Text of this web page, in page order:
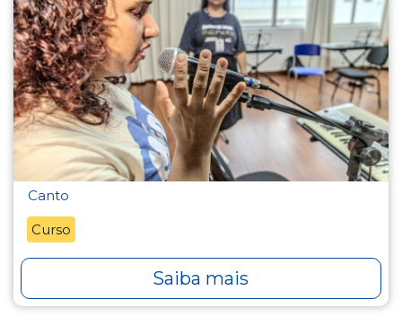
Canto
Curso
Saiba mais